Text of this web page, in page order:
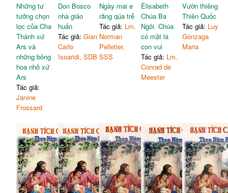
Những tư
tưởng chọn
lọc của Cha
Thánh xứ
Ars và
những bông
hoa nhỏ xứ
Ars
Tác giả:
Janine
Frossard
Don Bosco
nhà giáo
huấn
Tác giả: Gian
Carlo
Isoaridi, SDB
Ngày mai e
rằng qúa trễ
Tác giả: Lm.
Norman
Pelletier,
SSS
Êlisabeth
Chúa Ba
Ngôi. Chúa
có mặt là
con vui
Tác giả: Lm.
Conrad de
Meester
Vườn thiêng
Thiên Quốc
Tác giả: Luy
Gonzaga
Maria